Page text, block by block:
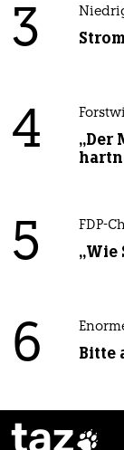
3
4
„Der
5 FDP-
„Wie
6 Bitte
taz